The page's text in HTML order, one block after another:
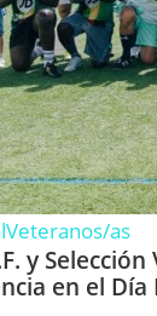
Veteranos/as
y
en el